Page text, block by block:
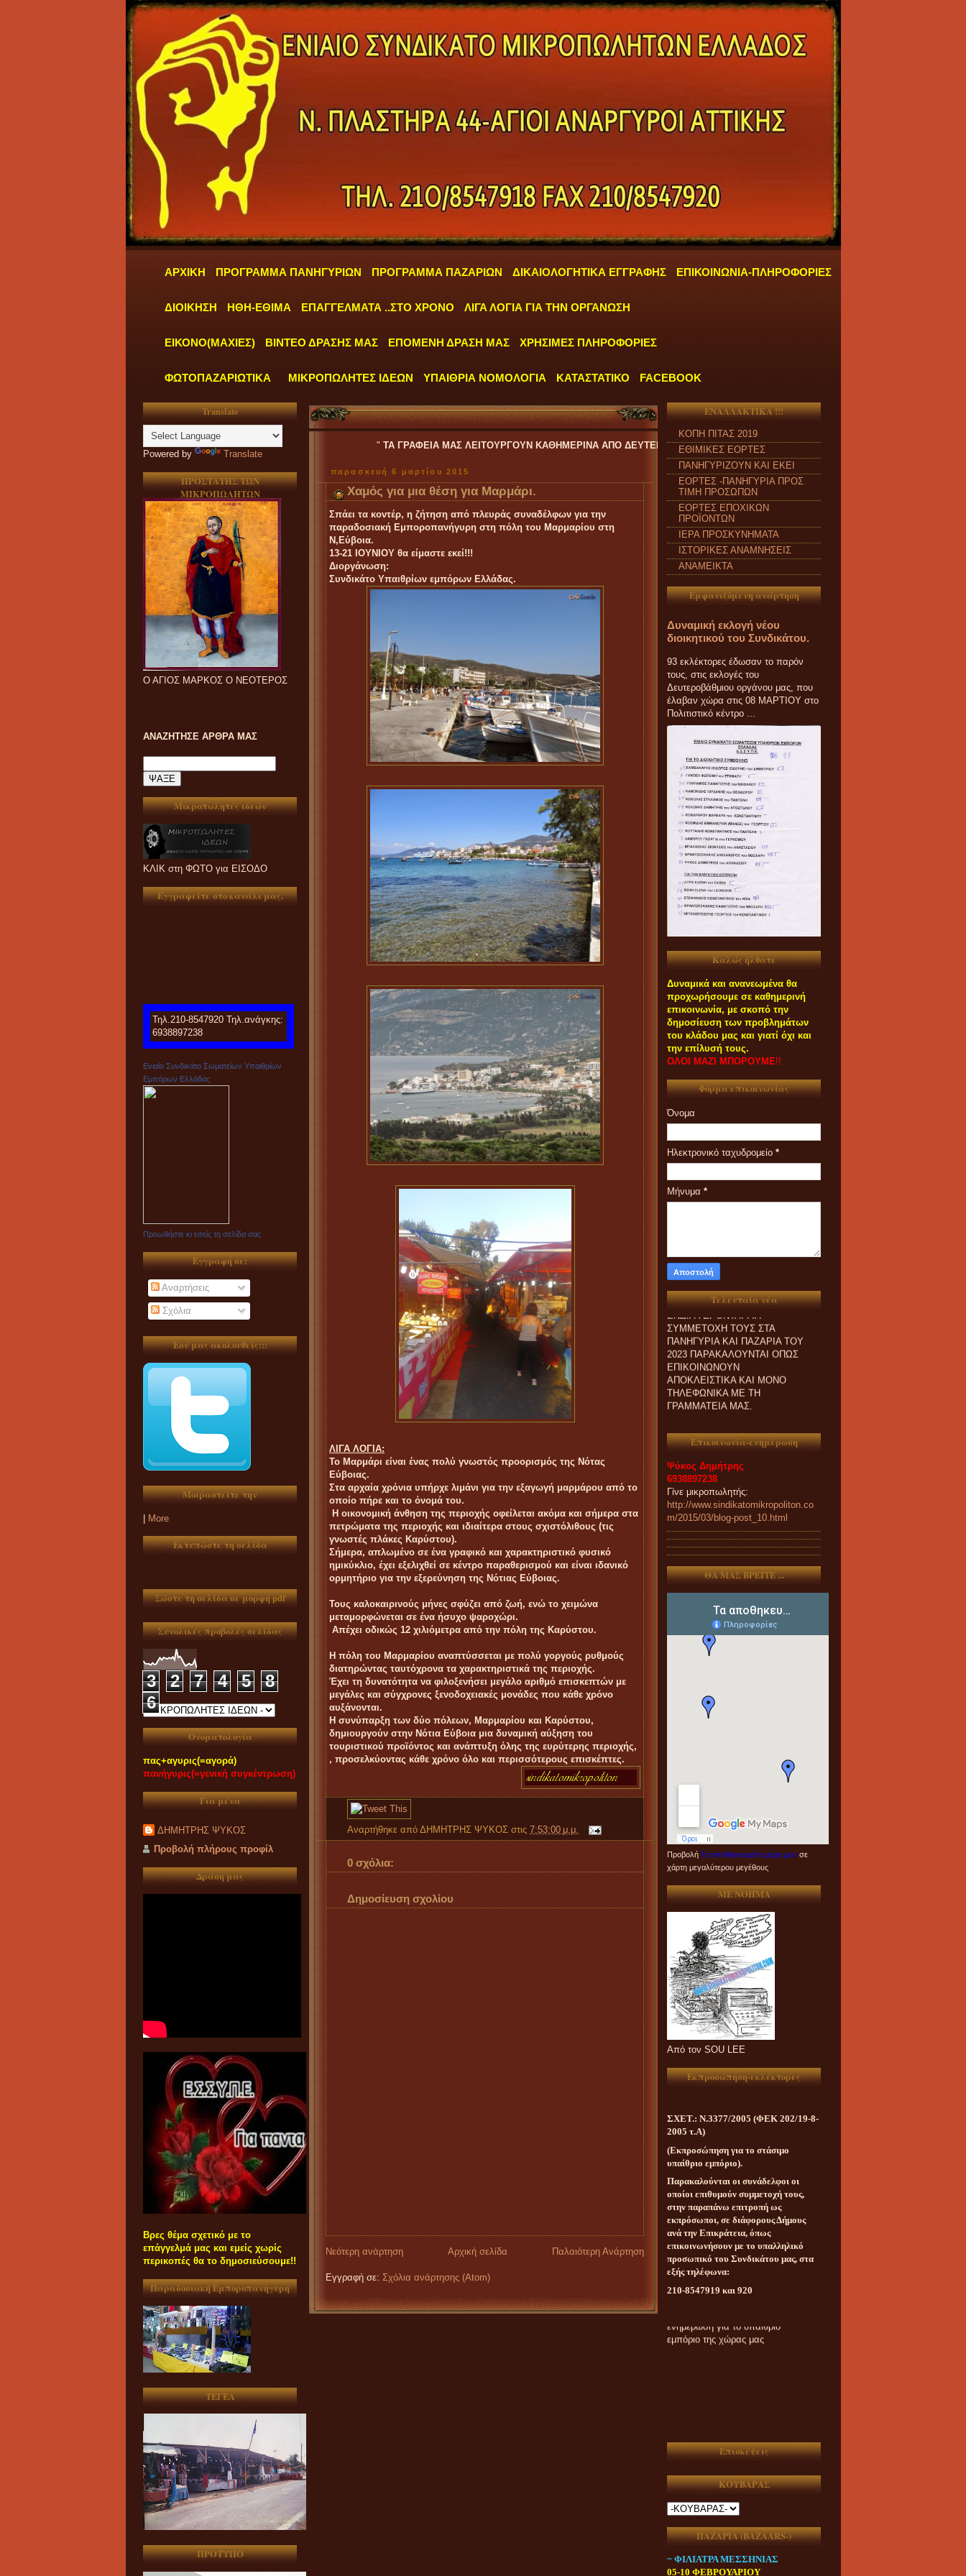
ΑΡΧΙΚΗ ΠΡΟΓΡΑΜΜΑ ΠΑΝΗΓΥΡΙΩΝ ΠΡΟΓΡΑΜΜΑ ΠΑΖΑΡΙΩΝ ΔΙΚΑΙΟΛΟΓΗΤΙΚΑ ΕΓΓΡΑΦΗΣ ΕΠΙΚΟΙΝΩΝΙΑ-ΠΛΗΡΟΦΟΡΙΕΣ
ΔΙΟΙΚΗΣΗ ΗΘΗ-ΕΘΙΜΑ ΕΠΑΓΓΕΛΜΑΤΑ ..ΣΤΟ ΧΡΟΝΟ ΛΙΓΑ ΛΟΓΙΑ ΓΙΑ ΤΗΝ ΟΡΓΑΝΩΣΗ
ΕΙΚΟΝΟ(ΜΑΧΙΕΣ) ΒΙΝΤΕΟ ΔΡΑΣΗΣ ΜΑΣ ΕΠΟΜΕΝΗ ΔΡΑΣΗ ΜΑΣ ΧΡΗΣΙΜΕΣ ΠΛΗΡΟΦΟΡΙΕΣ
ΦΩΤΟΠΑΖΑΡΙΩΤΙΚΑ ΜΙΚΡΟΠΩΛΗΤΕΣ ΙΔΕΩΝ ΥΠΑΙΘΡΙΑ ΝΟΜΟΛΟΓΙΑ ΚΑΤΑΣΤΑΤΙΚΟ FACEBOOK
Translate
Powered by Translate
ΠΡΟΣΤΑΤΗΣ ΤΩΝ
ΜΙΚΡΟΠΩΛΗΤΩΝ
Ο ΑΓΙΟΣ ΜΑΡΚΟΣ Ο ΝΕΟΤΕΡΟΣ
ΑΝΑΖΗΤΗΣΕ ΑΡΘΡΑ ΜΑΣ
Μικροπωλητές ιδεών
ΚΛΙΚ στη ΦΩΤΟ για ΕΙΣΟΔΟ
Εγγραφείτε στο κανάλι μας.
Τηλ.210-8547920 Τηλ.ανάγκης:
6938897238
Ενιαίο Συνδικάτο Σωματείων Υπαιθρίων
Εμπόρων Ελλάδας
Προωθήστε κι εσείς τη σελίδα σας
Εγγραφή σε:
Αναρτήσεις
Σχόλια
Εσύ μας ακολουθείς:::
Μοιραστείτε την
More
Εκτυπώστε τη σελίδα
Σώστε τη σελίδα σε μορφή pdf
Συνολικές προβολές σελίδας
3 2 7 4 5
8
6
Ονοματολογία
πας+αγυρις(=αγορά)
πανήγυρις(=γενική συγκέντρωση)
Για μένα
ΔΗΜΗΤΡΗΣ ΨΥΚΟΣ
Προβολή πλήρους προφίλ
Δράση μας
Βρες θέμα σχετικό με το
επάγγελμά μας και εμείς χωρίς
περικοπές θα το δημοσιεύσουμε!!
Παραδοσιακή Εμποροπανήγυρη
ΤΕΓΕΑ
ΠΡΟΤΥΠΟ
ΤΑ ΓΡΑΦΕΙΑ ΜΑΣ ΛΕΙΤΟΥΡΓΟΥΝ ΚΑΘΗΜΕΡΙΝΑ ΑΠΟ ΔΕΥΤΕΡΑ έως ΠΑΡΑΣΚΕΥΗ και από ώρα 09:00 π.μ. έως 04:00 μ.μ.
παρασκευή 6 μαρτίου 2015
Χαμός για μια θέση για Μαρμάρι.
Σπάει τα κοντέρ, η ζήτηση από πλευράς συναδέλφων για την
παραδοσιακή Εμποροπανήγυρη στη πόλη του Μαρμαρίου στη
Ν,Εύβοια.
13-21 ΙΟΥΝΙΟΥ θα είμαστε εκεί!!!
Διοργάνωση:
Συνδικάτο Υπαιθρίων εμπόρων Ελλάδας.
ΛΙΓΑ ΛΟΓΙΑ:
Το Μαρμάρι είναι ένας πολύ γνωστός προορισμός της Νότας
Εύβοιας.
Στα αρχαία χρόνια υπήρχε λιμάνι για την εξαγωγή μαρμάρου από το
οποίο πήρε και το όνομά του.
Η οικονομική άνθηση της περιοχής οφείλεται ακόμα και σήμερα στα
πετρώματα της περιοχής και ιδιαίτερα στους σχιστόλιθους (τις
γνωστές πλάκες Καρύστου).
Σήμερα, απλωμένο σε ένα γραφικό και χαρακτηριστικό φυσικό
ημικύκλιο, έχει εξελιχθεί σε κέντρο παραθερισμού και είναι ιδανικό
ορμητήριο για την εξερεύνηση της Nότιας Εύβοιας.
Τους καλοκαιρινούς μήνες σφύζει από ζωή, ενώ το χειμώνα
μεταμορφώνεται σε ένα ήσυχο ψαροχώρι.
Απέχει οδικώς 12 χιλιόμετρα από την πόλη της Καρύστου.
Η πόλη του Μαρμαρίου αναπτύσσεται με πολύ γοργούς ρυθμούς
διατηρώντας ταυτόχρονα τα χαρακτηριστικά της περιοχής.
Έχει τη δυνατότητα να φιλοξενήσει μεγάλο αριθμό επισκεπτών με
μεγάλες και σύγχρονες ξενοδοχειακές μονάδες που κάθε χρόνο
αυξάνονται.
Η συνύπαρξη των δύο πόλεων, Μαρμαρίου και Καρύστου,
δημιουργούν στην Nότια Εύβοια μια δυναμική αύξηση του
τουριστικού προϊόντος και ανάπτυξη όλης της ευρύτερης περιοχής,
, προσελκύοντας κάθε χρόνο όλο και περισσότερους επισκέπτες.
Αναρτήθηκε από ΔΗΜΗΤΡΗΣ ΨΥΚΟΣ στις 7:53:00 μ.μ.
0 σχόλια:
Δημοσίευση σχολίου
Νεότερη ανάρτηση Παλαιότερη Ανάρτηση
Αρχική σελίδα
Εγγραφή σε: Σχόλια ανάρτησης (Atom)
ΕΝΑΛΛΑΚΤΙΚΑ !!!
ΚΟΠΗ ΠΙΤΑΣ 2019
ΕΘΙΜΙΚΕΣ ΕΟΡΤΕΣ
ΠΑΝΗΓΥΡΙΖΟΥΝ ΚΑΙ ΕΚΕΙ
ΕΟΡΤΕΣ -ΠΑΝΗΓΥΡΙΑ ΠΡΟΣ
ΤΙΜΗ ΠΡΟΣΩΠΩΝ
ΕΟΡΤΕΣ ΕΠΟΧΙΚΩΝ
ΠΡΟΪΟΝΤΩΝ
ΙΕΡΑ ΠΡΟΣΚΥΝΗΜΑΤΑ
ΙΣΤΟΡΙΚΕΣ ΑΝΑΜΝΗΣΕΙΣ
ΑΝΑΜΕΙΚΤΑ
Εμφανιζόμενη ανάρτηση
Δυναμική εκλογή νέου
διοικητικού του Συνδικάτου.
93 εκλέκτορες έδωσαν το παρόν
τους, στις εκλογές του
Δευτεροβάθμιου οργάνου μας, που
έλαβαν χώρα στις 08 ΜΑΡΤΙΟΥ στο
Πολιτιστικό κέντρο ...
Καλώς ήλθατε
Δυναμικά και ανανεωμένα θα
προχωρήσουμε σε καθημερινή
επικοινωνία, με σκοπό την
δημοσίευση των προβλημάτων
του κλάδου μας και γιατί όχι και
την επίλυσή τους.
ΟΛΟΙ ΜΑΖΙ ΜΠΟΡΟΥΜΕ!!
Φόρμα επικοινωνίας
Όνομα
Ηλεκτρονικό ταχυδρομείο *
Μήνυμα *
Τελευταία νέα
ΕΝΔΙΑΦΕΡΟΝΤΑΙ ΓΙΑ
ΠΑΝΗΓΥΡΙΑ ΚΑΙ ΠΑZΑΡΙΑ ΤΟΥ
2023 ΠΑΡΑΚΑΛΟΥΝΤΑΙ ΟΠΩΣ
ΕΠΙΚΟΙΝΩΝΟΥΝ
ΑΠΟΚΛΕΙΣΤΙΚΑ ΚΑΙ ΜΟΝΟ
ΤΗΛΕΦΩΝΙΚΑ ΜΕ ΤΗ
ΓΡΑΜΜΑΤΕΙΑ ΜΑΣ.
Επικοινωνία-ενημέρωση
Ψύκος Δημήτρης
6938897238
Γίνε μικροπωλητής:
http://www.sindikatomikropoliton.co
m/2015/03/blog-post_10.html
ΘΑ ΜΑΣ ΒΡΕΙΤΕ ...
Προβολή Τα αποθηκευμένα μέρη μου σε
χάρτη μεγαλύτερου μεγέθους
ME NOHMA
Aπό τον SOU LEE
Εκπροσώπηση-εκλέκτορες
ΣΧΕΤ.: Ν.3377/2005 (ΦΕΚ 202/19-8-
2005 τ.Α)
(Εκπροσώπηση για το στάσιμο
υπαίθριο εμπόριο).
Παρακαλούνται οι συνάδελφοι οι
οποίοι επιθυμούν συμμετοχή τους,
στην παραπάνω επιτροπή ως
εκπρόσωποι, σε διάφορους Δήμους
ανά την Επικράτεια, όπως
επικοινωνήσουν με το υπαλληλικό
προσωπικό του Συνδικάτου μας, στα
εξής τηλέφωνα:
210-8547919 και 920
Καθημερινή ασυμβίβαστη
Επισκέψεις
ΚΟΥΒΑΡΑΣ
ΠΑΖΑΡΙΑ (ΒAZAARS-)
~ ΦΙΛΙΑΤΡΑ ΜΕΣΣΗΝΙΑΣ
05-10 ΦΕΒΡΟΥΑΡΙΟΥ